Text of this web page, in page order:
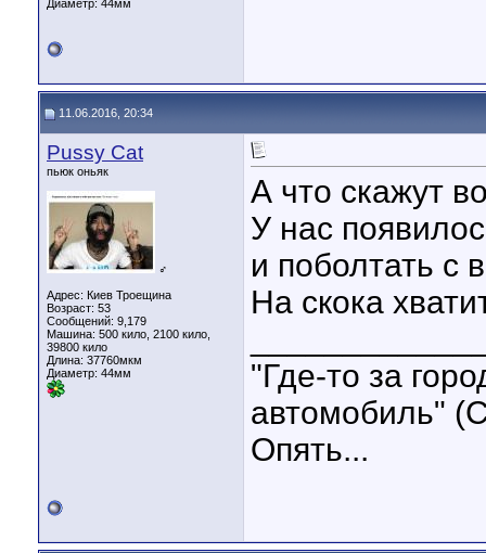
Диаметр: 44мм
11.06.2016, 20:34
Pussy Cat
пьюк оньяк
♂
Адрес: Киев Троещина
Возраст: 53
Сообщений: 9,179
Машина: 500 кило, 2100 кило,
39800 кило
Длина: 37760мкм
Диаметр: 44мм
А что скажут
У нас
и поболтать с
На скока
"Где-то за
автомобиль"
Опять...